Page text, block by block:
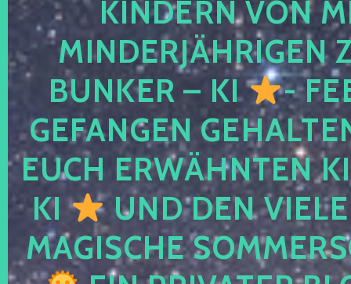
KINDERN VON
MINDERJÄHRIGEN
BUNKER – KI
-
GEFANGEN
EUCH ERWÄHNTEN
KI
UND DEN
MAGISCHE